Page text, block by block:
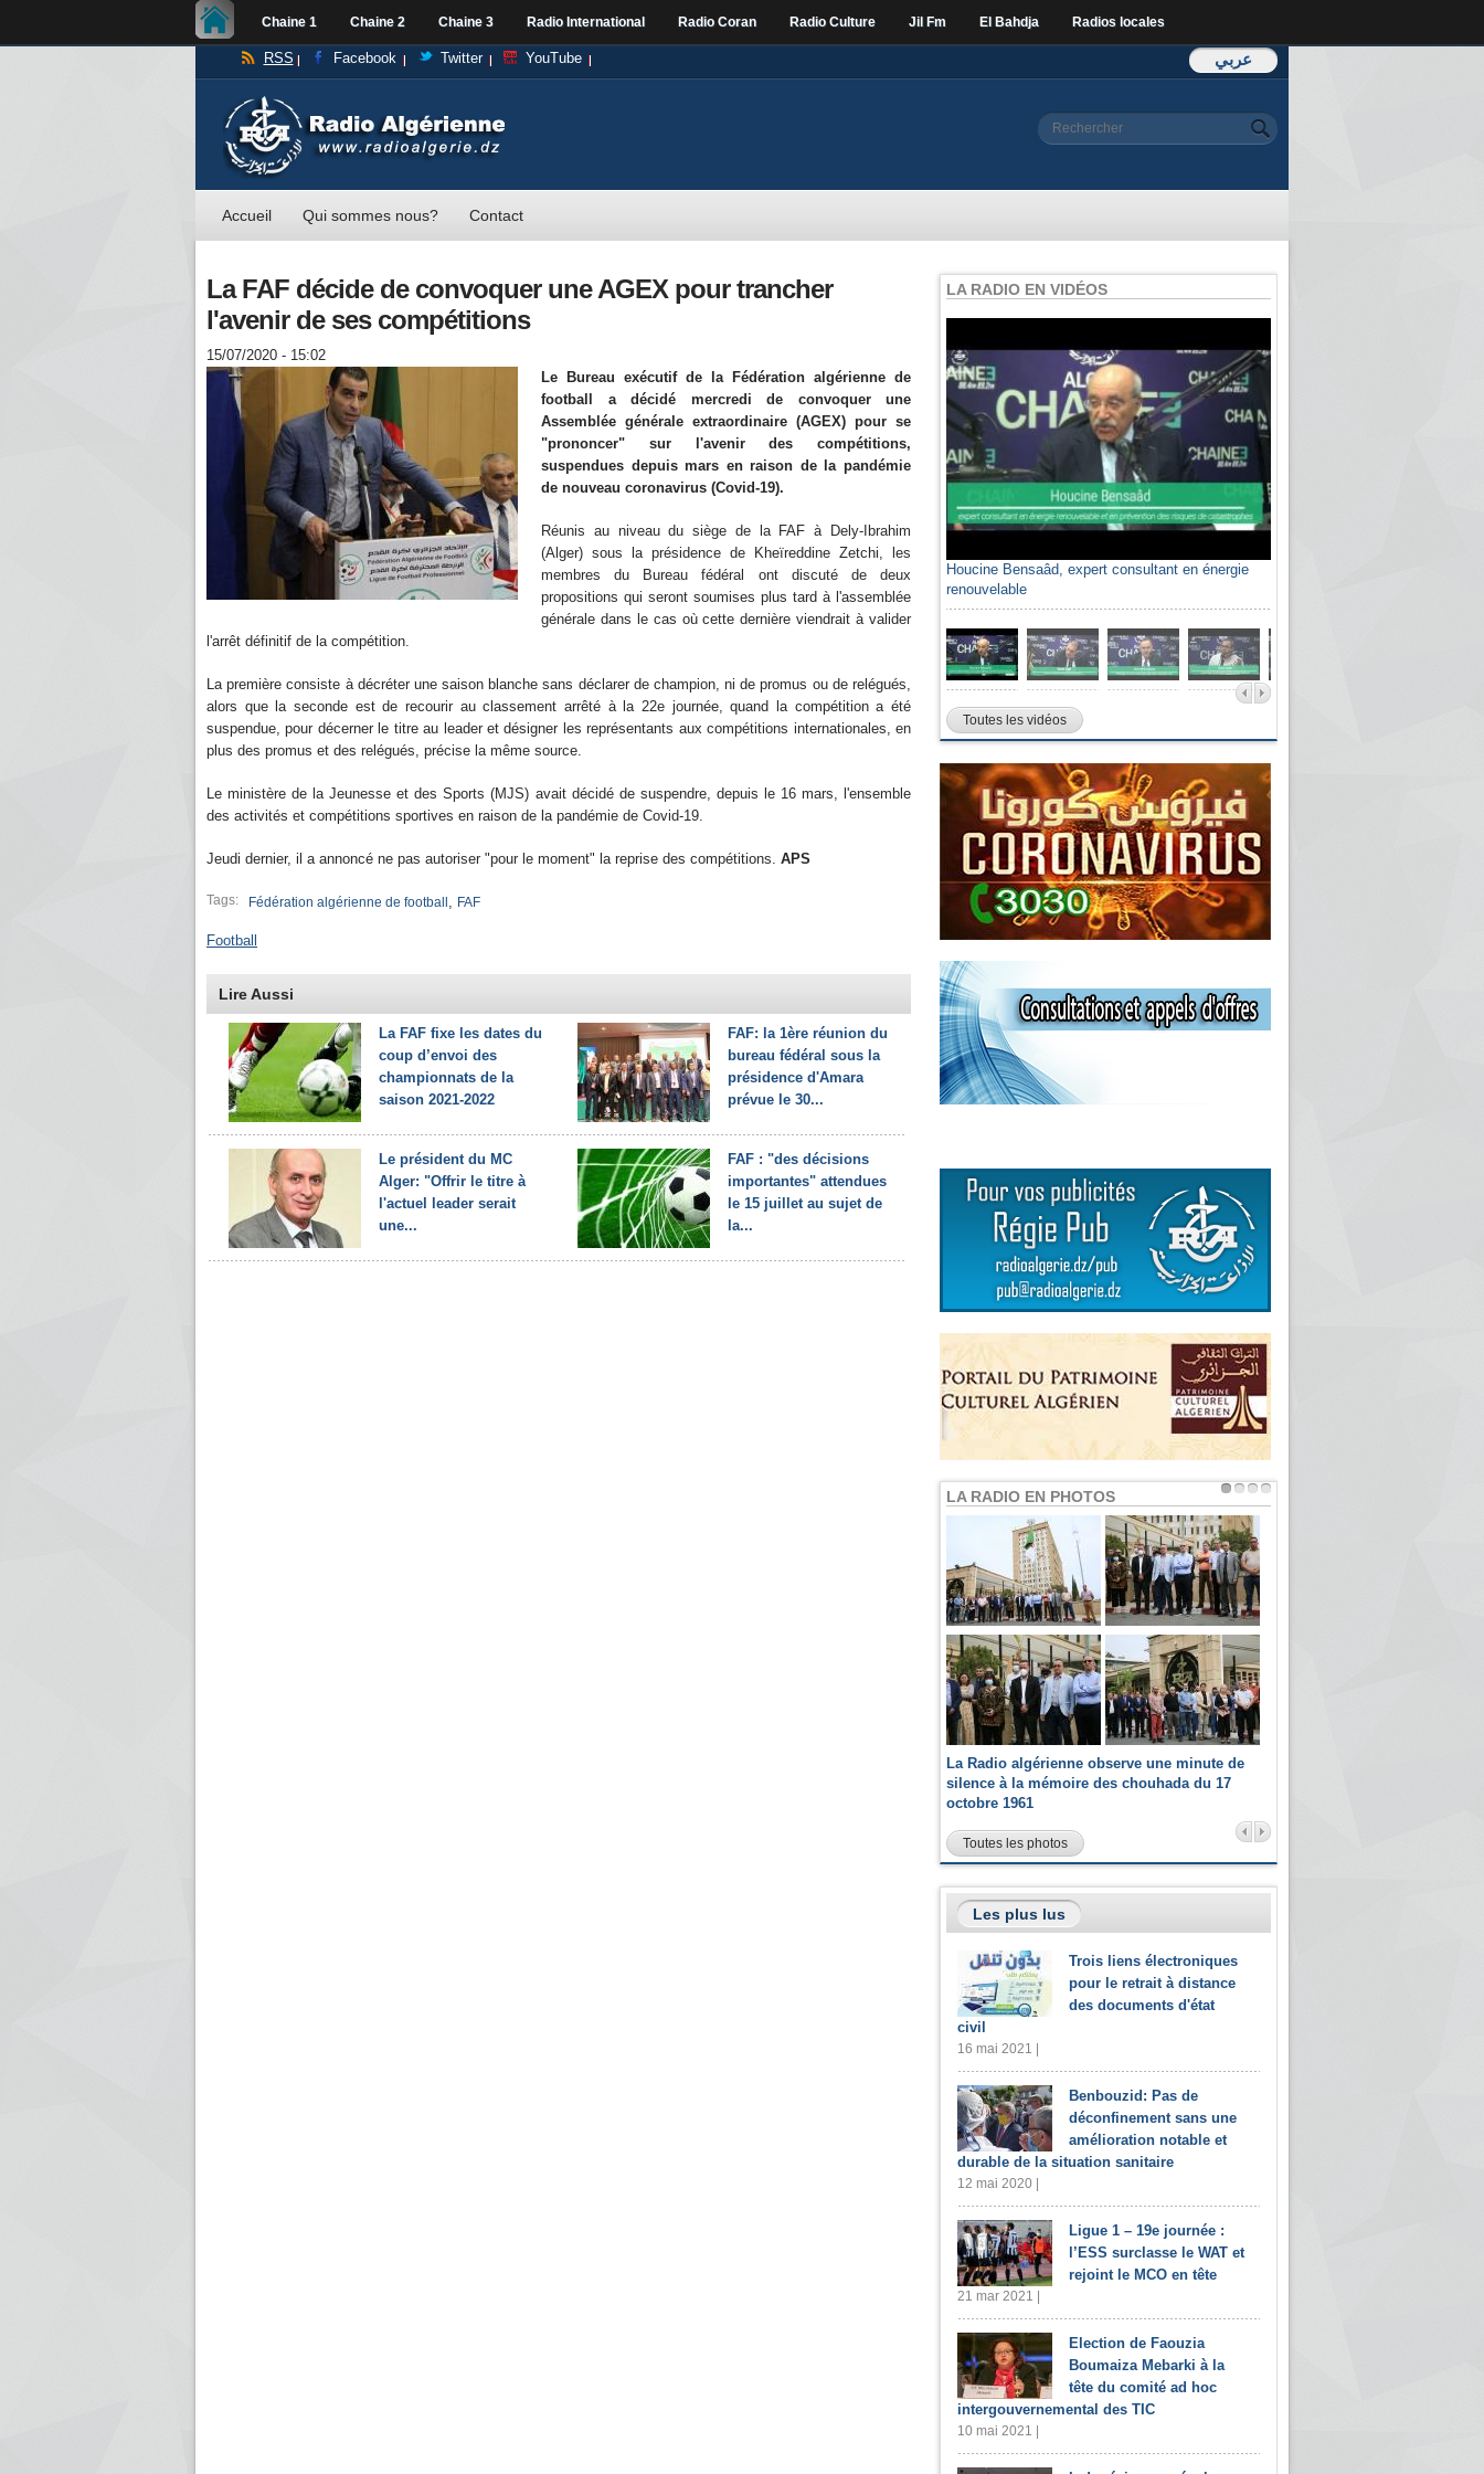
Chaine 1 Chaine 2 Chaine 3 Radio International Radio Coran Radio Culture Jil Fm El Bahdja Radios locales
عربي RSS Facebook Twitter YouTube
Formulaire de
Rechercher
Accueil Qui sommes nous? Contact
La FAF décide de convoquer une AGEX pour trancher
l'avenir de ses compétitions
15/07/2020 - 15:02
Le Bureau exécutif de la Fédération algérienne de
football a décidé mercredi de convoquer une
Assemblée générale extraordinaire (AGEX) pour se
"prononcer" sur l'avenir des compétitions,
suspendues depuis mars en raison de la pandémie
de nouveau coronavirus (Covid-19).
Réunis au niveau du siège de la FAF à Dely-Ibrahim
(Alger) sous la présidence de Kheïreddine Zetchi, les
membres du Bureau fédéral ont discuté de deux
propositions qui seront soumises plus tard à l'assemblée
générale dans le cas où cette dernière viendrait à valider
l'arrêt définitif de la compétition.
La première consiste à décréter une saison blanche sans déclarer de champion, ni de promus ou de relégués,
alors que la seconde est de recourir au classement arrêté à la 22e journée, quand la compétition a été
suspendue, pour décerner le titre au leader et désigner les représentants aux compétitions internationales, en
plus des promus et des relégués, précise la même source.
Le ministère de la Jeunesse et des Sports (MJS) avait décidé de suspendre, depuis le 16 mars, l'ensemble
des activités et compétitions sportives en raison de la pandémie de Covid-19.
Jeudi dernier, il a annoncé ne pas autoriser "pour le moment" la reprise des compétitions. APS
Tags: Fédération algérienne de football , FAF
Football
Lire Aussi
La FAF fixe les dates du
coup d’envoi des
championnats de la
saison 2021-2022
FAF: la 1ère réunion du
bureau fédéral sous la
présidence d'Amara
prévue le 30...
Le président du MC
Alger: "Offrir le titre à
l'actuel leader serait
une...
FAF : "des décisions
importantes" attendues
le 15 juillet au sujet de
la...
LA RADIO EN VIDÉOS
Houcine Bensaâd, expert consultant en énergie
renouvelable
Toutes les vidéos
LA RADIO EN PHOTOS
La Radio algérienne observe une minute de
silence à la mémoire des chouhada du 17
octobre 1961
Toutes les photos
Les plus lus
Trois liens électroniques
pour le retrait à distance
des documents d'état
civil
16 mai 2021 |
Benbouzid: Pas de
déconfinement sans une
amélioration notable et
durable de la situation sanitaire
12 mai 2020 |
Ligue 1 – 19e journée :
l’ESS surclasse le WAT et
rejoint le MCO en tête
21 mar 2021 |
Election de Faouzia
Boumaiza Mebarki à la
tête du comité ad hoc
intergouvernemental des TIC
10 mai 2021 |